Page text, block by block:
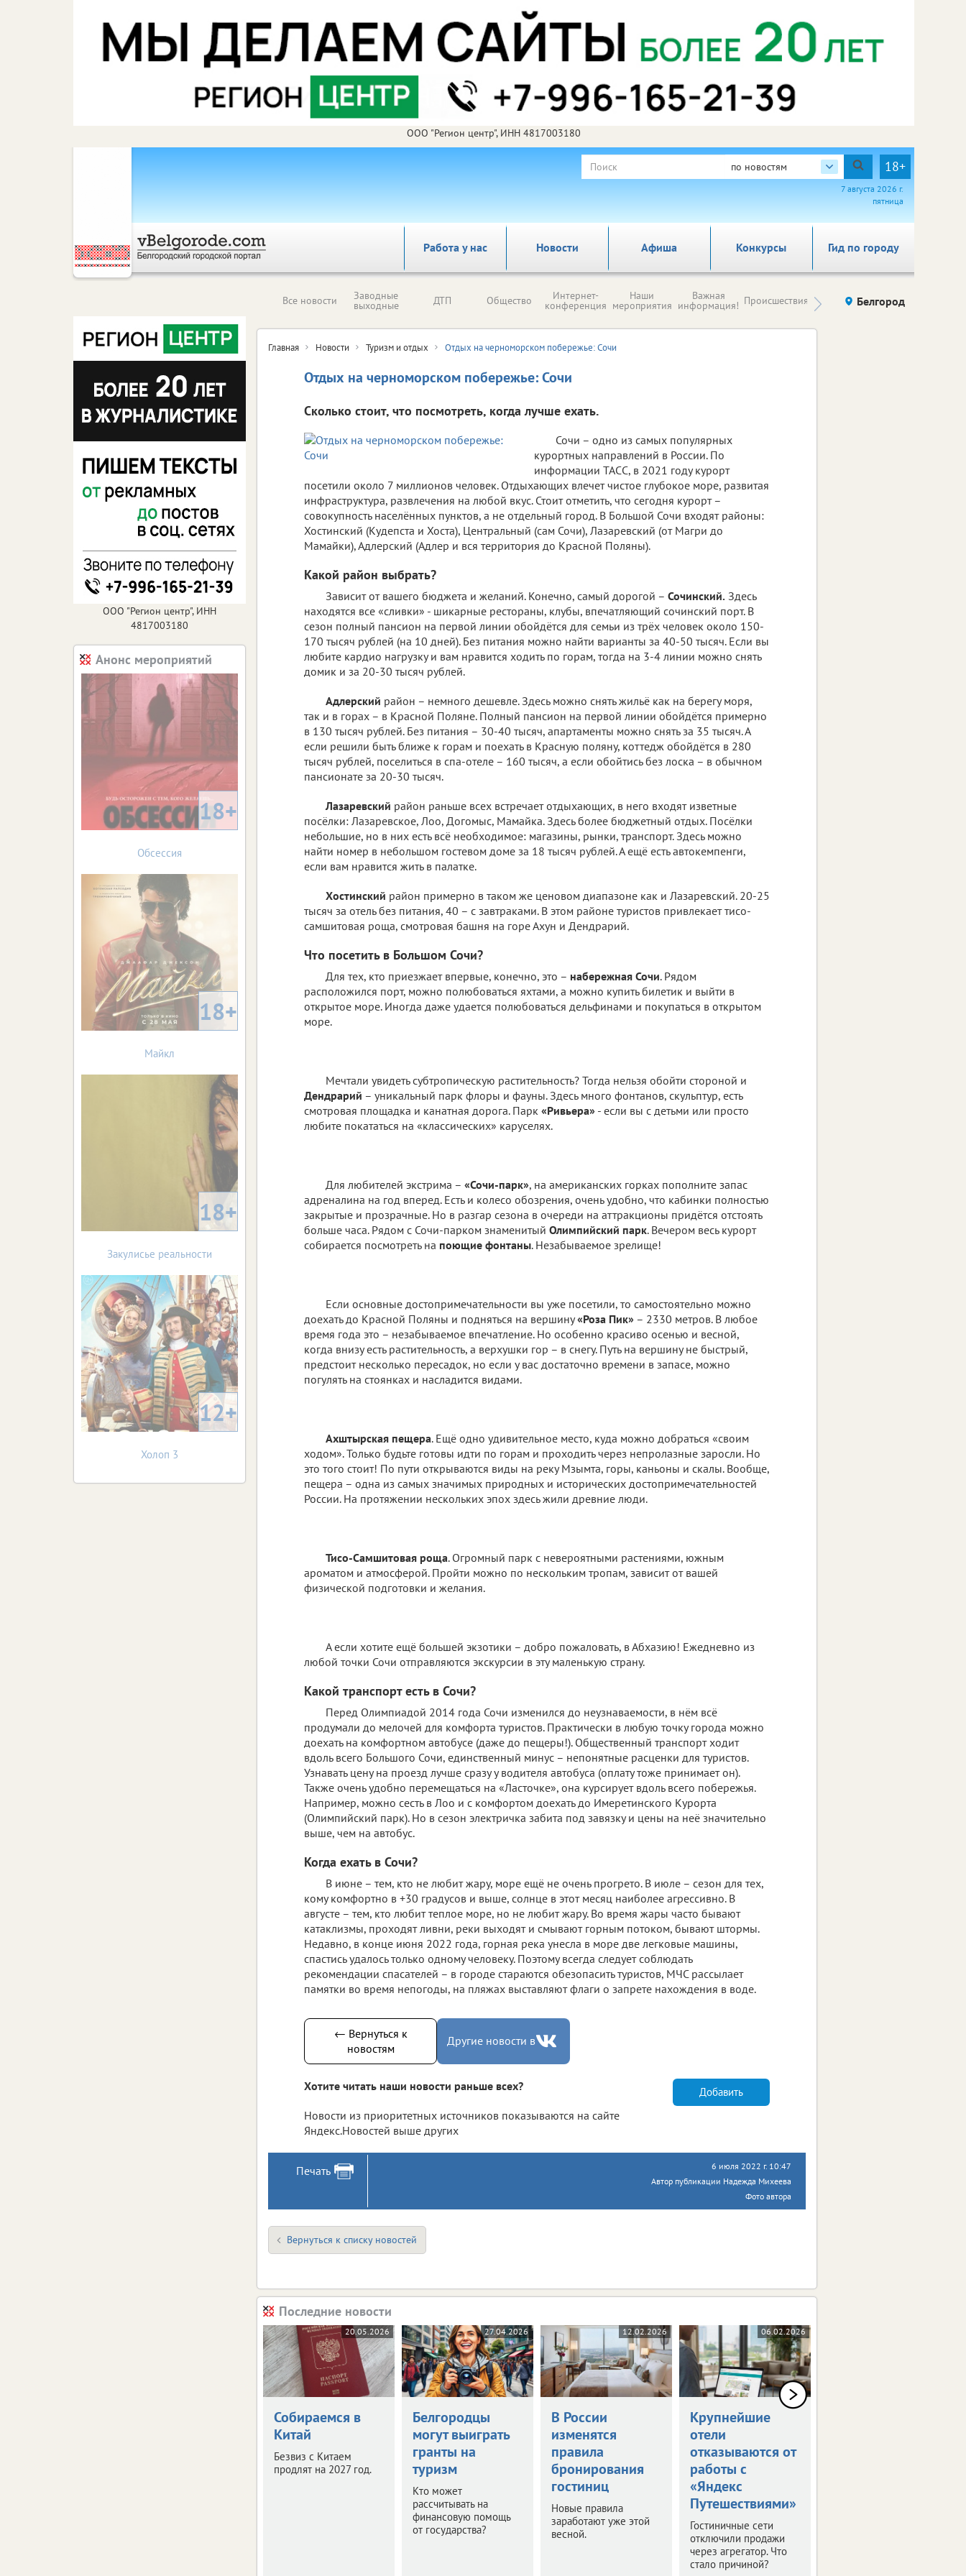
ООО "Регион центр", ИНН 4817003180
по новостям 18+
7 августа 2026 г.
пятница
Работа у нас Новости Афиша Гид по городу
Конкурсы
Все новости Заводные
выходные ДТП Общество Интернет-
конференция
Наши
мероприятия
Важная
информация! Происшествия Здоровье компаний (на
правах
Белгород
Главная Новости Туризм и отдых Отдых на черноморском побережье: Сочи
Отдых на черноморском побережье: Сочи
Сколько стоит, что посмотреть, когда лучше ехать.
Сочи – одно из самых популярных
курортных направлений в России. По
информации ТАСС, в 2021 году курорт
посетили около 7 миллионов человек. Отдыхающих влечет чистое глубокое море, развитая
инфраструктура, развлечения на любой вкус. Стоит отметить, что сегодня курорт –
совокупность населённых пунктов, а не отдельный город. В Большой Сочи входят районы:
Хостинский (Кудепста и Хоста), Центральный (сам Сочи), Лазаревский (от Магри до
Мамайки), Адлерский (Адлер и вся территория до Красной Поляны).
Какой район выбрать?
Зависит от вашего бюджета и желаний. Конечно, самый дорогой – Сочинский. Здесь
находятся все «сливки» - шикарные рестораны, клубы, впечатляющий сочинский порт. В
сезон полный пансион на первой линии обойдётся для семьи из трёх человек около 150-
170 тысяч рублей (на 10 дней). Без питания можно найти варианты за 40-50 тысяч. Если вы
любите кардио нагрузку и вам нравится ходить по горам, тогда на 3-4 линии можно снять
домик и за 20-30 тысяч рублей.
Адлерский район – немного дешевле. Здесь можно снять жильё как на берегу моря,
так и в горах – в Красной Поляне. Полный пансион на первой линии обойдётся примерно
в 130 тысяч рублей. Без питания – 30-40 тысяч, апартаменты можно снять за 35 тысяч. А
если решили быть ближе к горам и поехать в Красную поляну, коттедж обойдётся в 280
тысяч рублей, поселиться в спа-отеле – 160 тысяч, а если обойтись без лоска – в обычном
пансионате за 20-30 тысяч.
Лазаревский район раньше всех встречает отдыхающих, в него входят изветные
посёлки: Лазаревское, Лоо, Догомыс, Мамайка. Здесь более бюджетный отдых. Посёлки
небольшие, но в них есть всё необходимое: магазины, рынки, транспорт. Здесь можно
найти номер в небольшом гостевом доме за 18 тысяч рублей. А ещё есть автокемпенги,
если вам нравится жить в палатке.
Хостинский район примерно в таком же ценовом диапазоне как и Лазаревский. 20-25
тысяч за отель без питания, 40 – с завтраками. В этом районе туристов привлекает тисо-
самшитовая роща, смотровая башня на горе Ахун и Дендрарий.
Что посетить в Большом Сочи?
Для тех, кто приезжает впервые, конечно, это – набережная Сочи. Рядом
расположился порт, можно полюбоваться яхтами, а можно купить билетик и выйти в
открытое море. Иногда даже удается полюбоваться дельфинами и покупаться в открытом
море.
Мечтали увидеть субтропическую растительность? Тогда нельзя обойти стороной и
Дендрарий – уникальный парк флоры и фауны. Здесь много фонтанов, скульптур, есть
смотровая площадка и канатная дорога. Парк «Ривьера» - если вы с детьми или просто
любите покататься на «классических» каруселях.
Для любителей экстрима – «Сочи-парк», на американских горках пополните запас
адреналина на год вперед. Есть и колесо обозрения, очень удобно, что кабинки полностью
закрытые и прозрачные. Но в разгар сезона в очереди на аттракционы придётся отстоять
больше часа. Рядом с Сочи-парком знаменитый Олимпийский парк. Вечером весь курорт
собирается посмотреть на поющие фонтаны. Незабываемое зрелище!
Если основные достопримечательности вы уже посетили, то самостоятельно можно
доехать до Красной Поляны и подняться на вершину«Роза Пик» – 2330 метров. В любое
время года это – незабываемое впечатление. Но особенно красиво осенью и весной,
когда внизу есть растительность, а верхушки гор – в снегу. Путь на вершину не быстрый,
предстоит несколько пересадок, но если у вас достаточно времени в запасе, можно
погулять на стоянках и насладится видами.
Ахштырская пещера. Ещё одно удивительное место, куда можно добраться «своим
ходом». Только будьте готовы идти по горам и проходить через непролазные заросли. Но
это того стоит! По пути открываются виды на реку Мзымта, горы, каньоны и скалы. Вообще,
пещера – одна из самых значимых природных и исторических достопримечательностей
России. На протяжении нескольких эпох здесь жили древние люди.
Тисо-Самшитовая роща. Огромный парк с невероятными растениями, южным
ароматом и атмосферой. Пройти можно по нескольким тропам, зависит от вашей
физической подготовки и желания.
А если хотите ещё большей экзотики – добро пожаловать, в Абхазию! Ежедневно из
любой точки Сочи отправляются экскурсии в эту маленькую страну.
Какой транспорт есть в Сочи?
Перед Олимпиадой 2014 года Сочи изменился до неузнаваемости, в нём всё
продумали до мелочей для комфорта туристов. Практически в любую точку города можно
доехать на комфортном автобусе (даже до пещеры!). Общественный транспорт ходит
вдоль всего Большого Сочи, единственный минус – непонятные расценки для туристов.
Узнавать цену на проезд лучше сразу у водителя автобуса (оплату тоже принимает он).
Также очень удобно перемещаться на «Ласточке», она курсирует вдоль всего побережья.
Например, можно сесть в Лоо и с комфортом доехать до Имеретинского Курорта
(Олимпийский парк). Но в сезон электричка забита под завязку и цены на неё значительно
выше, чем на автобус.
Когда ехать в Сочи?
В июне – тем, кто не любит жару, море ещё не очень прогрето. В июле – сезон для тех,
кому комфортно в +30 градусов и выше, солнце в этот месяц наиболее агрессивно. В
августе – тем, кто любит теплое море, но не любит жару. Во время жары часто бывают
катаклизмы, проходят ливни, реки выходят и смывают горным потоком, бывают штормы.
Недавно, в конце июня 2022 года, горная река унесла в море две легковые машины,
спастись удалось только одному человеку. Поэтому всегда следует соблюдать
рекомендации спасателей – в городе стараются обезопасить туристов, МЧС рассылает
памятки во время непогоды, на пляжах выставляют флаги о запрете нахождения в воде.
← Вернуться к
новостям
Другие новости в
Хотите читать наши новости раньше всех?
Новости из приоритетных источников показываются на сайте
Яндекс.Новостей выше других
Добавить
Печать
6 июля 2022 г. 10:47
Автор публикации Надежда Михеева
Фото автора
Вернуться к списку новостей
Последние новости
20.05.2026
Собираемся в
Китай
Безвиз с Китаем
продлят на 2027 год.
27.04.2026
Белгородцы
могут выиграть
гранты на
туризм
Кто может
рассчитывать на
финансовую помощь
от государства?
12.02.2026
В России
изменятся
правила
бронирования
гостиниц
Новые правила
заработают уже этой
весной.
06.02.2026
Крупнейшие
отели
отказываются от
работы с
«Яндекс
Путешествиями»
Гостиничные сети
отключили продажи
через агрегатор. Что
стало причиной?
ООО "Регион центр", ИНН
4817003180
Анонс мероприятий
18+
Обсессия
18+
Майкл
18+
Закулисье реальности
12+
Холоп 3